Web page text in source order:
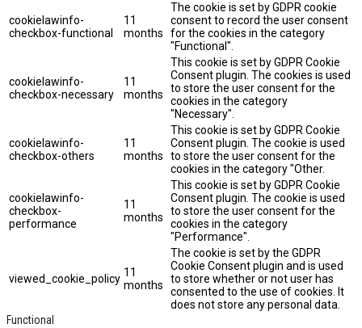
cookielawinfo-
checkbox-functional
11
months
The cookie is set by GDPR cookie
consent to record the user consent
for the cookies in the category
"Functional".
cookielawinfo-
checkbox-necessary
11
months
This cookie is set by GDPR Cookie
Consent plugin. The cookies is used
to store the user consent for the
cookies in the category
"Necessary".
cookielawinfo-
checkbox-others
11
months
This cookie is set by GDPR Cookie
Consent plugin. The cookie is used
to store the user consent for the
cookies in the category "Other.
cookielawinfo-
checkbox-
performance
11
months
This cookie is set by GDPR Cookie
Consent plugin. The cookie is used
to store the user consent for the
cookies in the category
"Performance".
viewed_cookie_policy 11
months
The cookie is set by the GDPR
Cookie Consent plugin and is used
to store whether or not user has
consented to the use of cookies. It
does not store any personal data.
Functional